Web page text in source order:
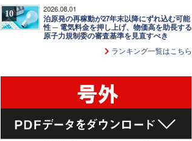
10 2026.08.01
泊原発の再稼動が27年末以降にずれ込む可能
性 ─ 電気料金を押し上げ、物価高を助長する
原子力規制委の審査基準を見直すべき
ランキング一覧はこちら